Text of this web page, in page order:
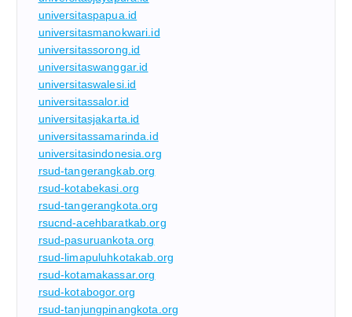
universitaspapua.id
universitasmanokwari.id
universitassorong.id
universitaswanggar.id
universitaswalesi.id
universitassalor.id
universitasjakarta.id
universitassamarinda.id
universitasindonesia.org
rsud-tangerangkab.org
rsud-kotabekasi.org
rsud-tangerangkota.org
rsucnd-acehbaratkab.org
rsud-pasuruankota.org
rsud-limapuluhkotakab.org
rsud-kotamakassar.org
rsud-kotabogor.org
rsud-tanjungpinangkota.org